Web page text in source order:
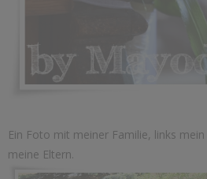
Ein Foto mit meiner Familie, links
meine Eltern.